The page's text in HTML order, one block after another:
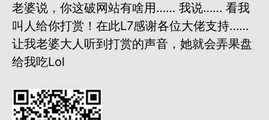
老婆说，你这破网站有啥用…… 我说…… 看我
叫人给你打赏！在此L7感谢各位大佬支持……
让我老婆大人听到打赏的声音，她就会弄果盘
给我吃lol